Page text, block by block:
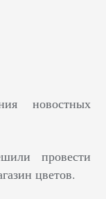
новостных
провести
цветов.